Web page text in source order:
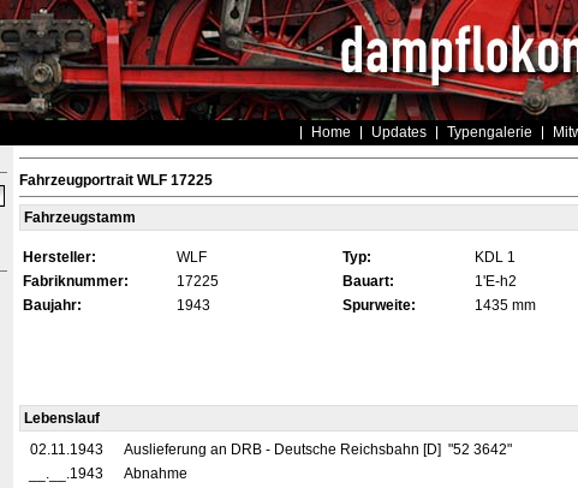
Home Updates Typengalerie
Fahrzeugportrait WLF 17225
Fahrzeugstamm
Hersteller: WLF Typ: KDL 1
Fabriknummer:
17225 Bauart: 1'E-h2
Baujahr:
1943 Spurweite: 1435 mm
Lebenslauf
02.11.1943
Auslieferung an DRB - Deutsche Reichsbahn [D] "52 3642"
__.__.1943
Abnahme